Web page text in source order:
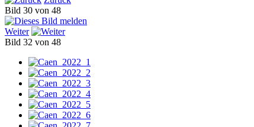
Bild 30 von 48
Weiter
Bild 32 von 48